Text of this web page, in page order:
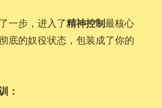
一步，进入了精神控制最核心
底的奴役状态，包装成了你的
：